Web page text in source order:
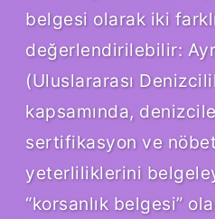
belgesi olarak iki
değerlendirilebilir:
(Uluslararası
kapsamında,
sertifikasyon ve
yeterliliklerini
“korsanlık belgesi”